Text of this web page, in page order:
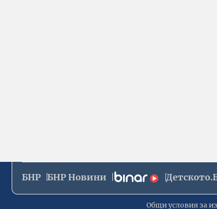
БНР БНР Новини
Общи условия за